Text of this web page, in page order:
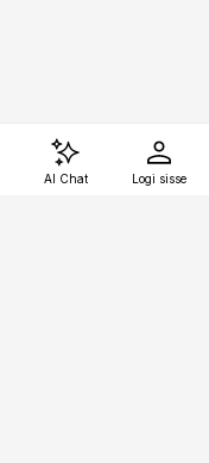
AI Chat Logi sisse